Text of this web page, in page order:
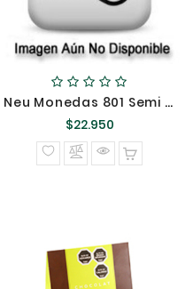
Neu Monedas 801 Semi Bitter 46% 900 Grs @
$22.950Precio
normal